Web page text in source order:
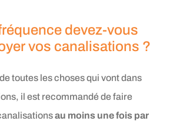
devez-vous
vos canalisations ?
toutes les choses qui vont dans
il est recommandé de faire
au moins une fois par